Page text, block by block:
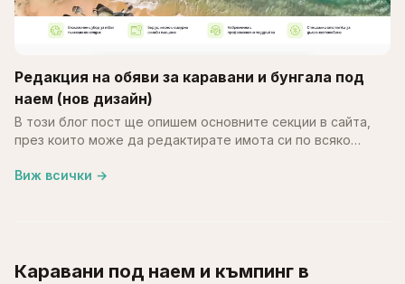
Редакция на обяви за каравани и бунгала под
наем (нов дизайн)
В този блог пост ще опишем основните секции в сайта,
през които може да редактирате имота си по всяко
системата…
Виж всички →
Каравани под наем и къмпинг в